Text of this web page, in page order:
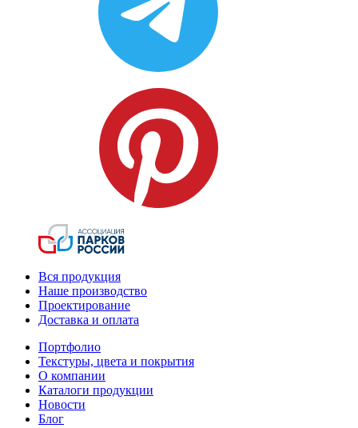
Вся продукция
Наше производство
Проектирование
Доставка и оплата
Портфолио
Текстуры, цвета и покрытия
О компании
Каталоги продукции
Новости
Блог